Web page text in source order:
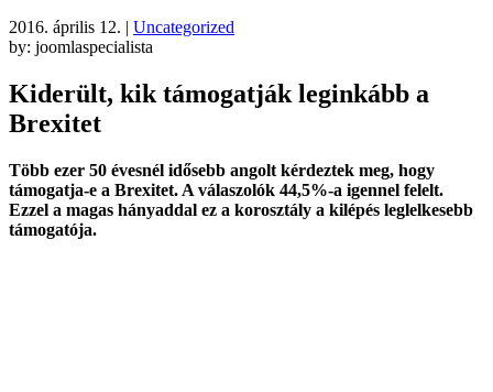
2016. április 12. | Uncategorized
by: joomlaspecialista
Kiderült, kik támogatják leginkább a
Brexitet
Több ezer 50 évesnél idősebb angolt kérdeztek meg, hogy
támogatja-e a Brexitet. A válaszolók 44,5%-a igennel felelt.
Ezzel a magas hányaddal ez a korosztály a kilépés leglelkesebb
támogatója.